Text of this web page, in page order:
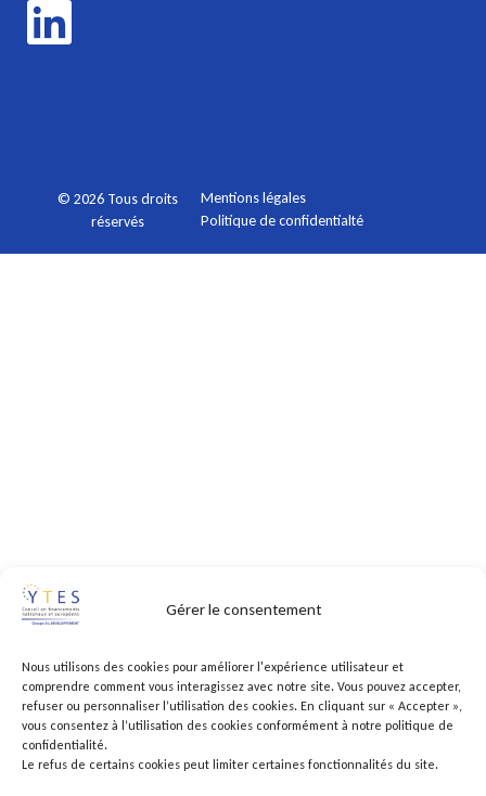
Gérer le consentement
Nous utilisons des cookies pour améliorer l'expérience utilisateur et
comprendre comment vous interagissez avec notre site. Vous pouvez accepter,
refuser ou personnaliser l’utilisation des cookies. En cliquant sur « Accepter »,
vous consentez à l’utilisation des cookies conformément à notre politique de
confidentialité.
Le refus de certains cookies peut limiter certaines fonctionnalités du site.
© 2026 Tous droits
réservés
Mentions légales
Politique de confidentialté